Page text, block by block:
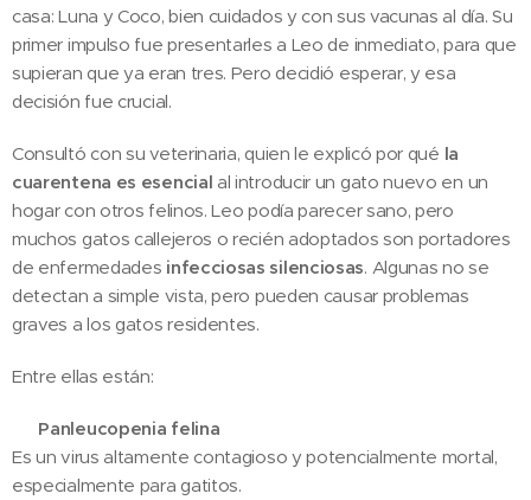
casa: Luna y Coco, bien cuidados y con sus vacunas al día. Su
primer impulso fue presentarles a Leo de inmediato, para que
supieran que ya eran tres. Pero decidió esperar, y esa
decisión fue crucial.
Consultó con su veterinaria, quien le explicó por qué la
cuarentena es esencial al introducir un gato nuevo en un
hogar con otros felinos. Leo podía parecer sano, pero
muchos gatos callejeros o recién adoptados son portadores
de enfermedades infecciosas silenciosas. Algunas no se
detectan a simple vista, pero pueden causar problemas
graves a los gatos residentes.
Entre ellas están:
Panleucopenia felina
Es un virus altamente contagioso y potencialmente mortal,
especialmente para gatitos.